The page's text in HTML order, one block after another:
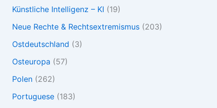
Künstliche Intelligenz – KI (19)
Neue Rechte & Rechtsextremismus(203)
Ostdeutschland (3)
Osteuropa (57)
Polen(262)
Portuguese(183)